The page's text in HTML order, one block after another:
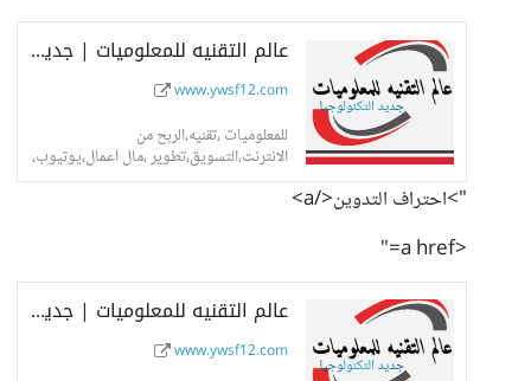
عالم التقنيه للمعلوميات | جديد التكنولوجيا
www.ywsf12.com
للمعلوميات ،تقنيه،الربح من
الانترنت،التسويق،تطوير ،مال اعمال،يوتيوب،
ادسنس.
">احتراف التدوين</a>
<a href="
عالم التقنيه للمعلوميات | جديد التكنولوجيا
www.ywsf12.com